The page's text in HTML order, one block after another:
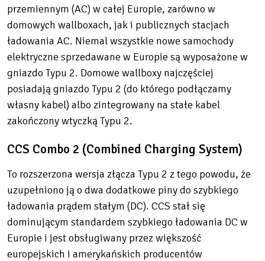
przemiennym (AC) w całej Europie, zarówno w
domowych wallboxach, jak i publicznych stacjach
ładowania AC. Niemal wszystkie nowe samochody
elektryczne sprzedawane w Europie są wyposażone w
gniazdo Typu 2. Domowe wallboxy najczęściej
posiadają gniazdo Typu 2 (do którego podłączamy
własny kabel) albo zintegrowany na stałe kabel
zakończony wtyczką Typu 2.
CCS Combo 2 (Combined Charging System)
To rozszerzona wersja złącza Typu 2 z tego powodu, że
uzupełniono ją o dwa dodatkowe piny do szybkiego
ładowania prądem stałym (DC). CCS stał się
dominującym standardem szybkiego ładowania DC w
Europie i jest obsługiwany przez większość
europejskich i amerykańskich producentów